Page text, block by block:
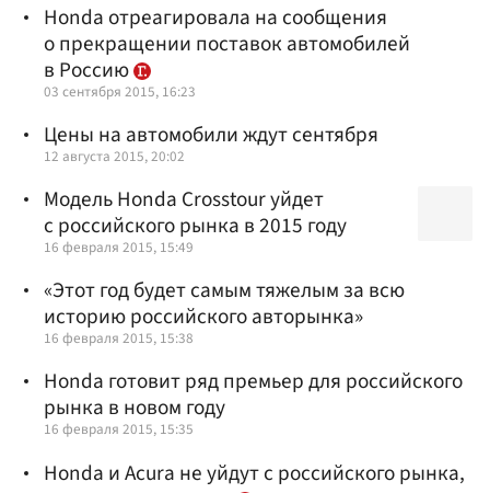
Honda отреагировала на сообщения
о прекращении поставок автомобилей
в Россию
03 сентября 2015, 16:23
Цены на автомобили ждут сентября
12 августа 2015, 20:02
Модель Honda Crosstour уйдет
с российского рынка в 2015 году
16 февраля 2015, 15:49
«Этот год будет самым тяжелым за всю
историю российского авторынка»
16 февраля 2015, 15:38
Honda готовит ряд премьер для российского
рынка в новом году
16 февраля 2015, 15:35
Honda и Acura не уйдут с российского рынка,